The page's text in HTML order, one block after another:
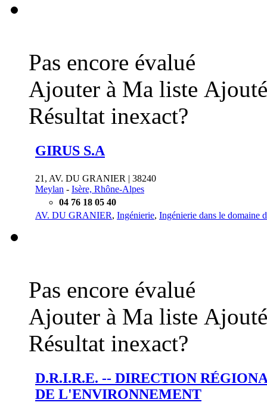
Pas encore évalué
Ajouter à Ma liste
Résultat inexact?
GIRUS S.A
21, AV. DU GRANIER | 38240
Meylan - Isère, Rhône-Alpes
04 76 18 05 40
AV. DU GRANIER, Ingénierie, Ingénierie dans le domaine
Pas encore évalué
Ajouter à Ma liste
Résultat inexact?
D.R.I.R.E. -- DIRECTION
DE L'ENVIRONNEMENT